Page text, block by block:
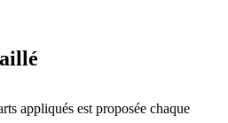
appliqués est proposée chaque